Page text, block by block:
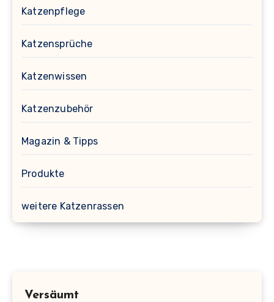
Katzenpflege
Katzensprüche
Katzenwissen
Katzenzubehör
Magazin & Tipps
Produkte
weitere Katzenrassen
Versäumt